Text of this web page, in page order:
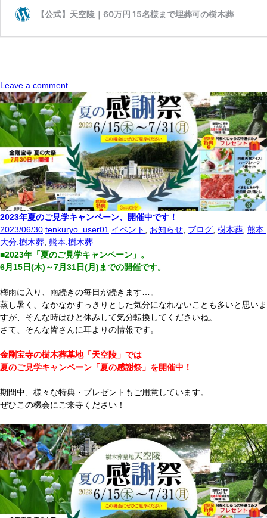
Leave a comment
2023年夏のご見学キャンペーン、開催中です！
2023/06/30 tenkuryo_user01 イベント , お知らせ, ブログ, 樹木葬, 熊本.
大分.樹木葬, 熊本.樹木葬
■2023年「夏のご見学キャンペーン」。
6月15日(木)～7月31日(月)までの開催です。
梅雨に入り、雨続きの毎日が続きます…。
蒸し暑く、なかなかすっきりとした気分になれないことも多いと思いま
すが、そんな時はひと休みして気分転換してくださいね。
さて、そんな皆さんに耳よりの情報です。
金剛宝寺の樹木葬墓地「天空陵」では
夏のご見学キャンペーン「夏の感謝祭」を開催中！
期間中、様々な特典・プレゼントもご用意しています。
ぜひこの機会にご来寺ください！